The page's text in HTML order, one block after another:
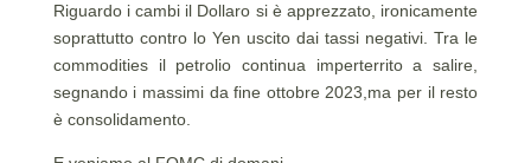
Riguardo i cambi il Dollaro si è apprezzato, ironicamente
soprattutto contro lo Yen uscito dai tassi negativi. Tra le
commodities il petrolio continua imperterrito a salire,
segnando i massimi da fine ottobre 2023,ma per il resto
è consolidamento.